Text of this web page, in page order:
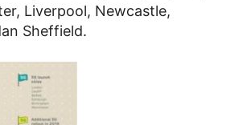
Liverpool, Newcastle,
Sheffield.